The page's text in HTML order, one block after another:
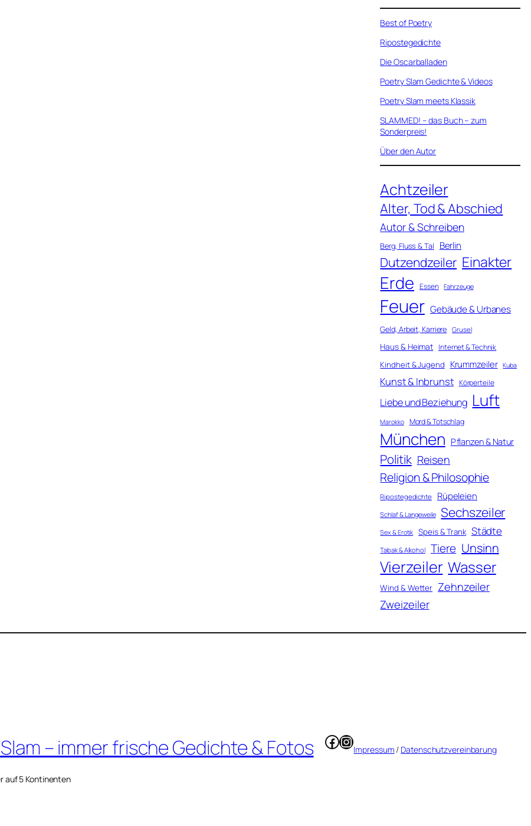
Best of Poetry
Ripostegedichte
Die Oscarballaden
Poetry Slam Gedichte & Videos
Poetry Slam meets Klassik
SLAMMED! – das Buch – zum
Sonderpreis!
Über den Autor
Achtzeiler
Alter, Tod & Abschied
Autor & Schreiben
Berg, Fluss & Tal Berlin
Dutzendzeiler Einakter
Erde Essen Fahrzeuge
Feuer Gebäude & Urbanes
Geld, Arbeit, Karriere Grusel
Haus & Heimat Internet & Technik
Kindheit & Jugend Krummzeiler Kuba
Kunst & Inbrunst Körperteile
Liebe und Beziehung Luft
Marokko Mord & Totschlag
München Pflanzen & Natur
Politik Reisen
Religion & Philosophie
Ripostegedichte Rüpeleien
Schlaf & Langeweile Sechszeiler
Sex & Erotik Speis & Trank Städte
Tabak & Alkohol Tiere Unsinn
Vierzeiler Wasser
Wind & Wetter Zehnzeiler
Zweizeiler
– immer frische Gedichte & Fotos
auf 5 Kontinenten
Facebook
Instagram
Impressum / Datenschutzvereinbarung